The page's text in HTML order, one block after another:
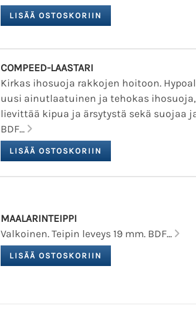
COMPEED-LAASTARI
Kirkas ihosuoja rakkojen hoitoon.
uusi ainutlaatuinen ja tehokas
lievittää kipua ja ärsytystä sekä suojaa
BDF...
MAALARINTEIPPI
Valkoinen. Teipin leveys 19 mm. BDF...